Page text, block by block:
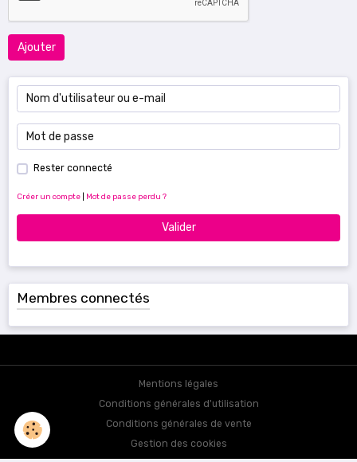
Ajouter
Rester connecté
Créer un compte Mot de passe perdu ?
Valider
Membres connectés
Mentions légales
Conditions générales d'utilisation
Conditions générales de vente
Gestion des cookies